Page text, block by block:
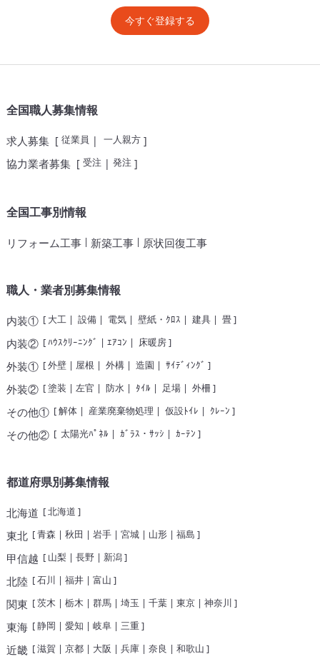
今すぐ登録する
全国職人募集情報
求人募集[ 従業員| 一人親方]
協力業者募集[ 受注| 発注]
全国工事別情報
リフォーム工事| 新築工事| 原状回復工事
職人・業者別募集情報
内装①[ 大工| 設備| 電気| 壁紙・ｸﾛｽ | 建具| 畳]
内装②[ﾊｳｽｸﾘｰﾆﾝｸﾞ | ｴｱｺﾝ | 床暖房]
外装①[外壁| 屋根 | 外構| 造園 | ｻｲﾃﾞｨﾝｸﾞ ]
外装②[塗装 | 左官 | 防水| ﾀｲﾙ | 足場| 外柵 ]
その他①[解体| 産業廃棄物処理 | 仮設ﾄｲﾚ | ｸﾚｰﾝ ]
その他②[ 太陽光ﾊﾟﾈﾙ | ｶﾞﾗｽ・ｻｯｼ | ｶｰﾃﾝ ]
都道府県別募集情報
北海道 [北海道 ]
東北 [青森 | 秋田 | 岩手| 宮城| 山形| 福島 ]
甲信越 [ 山梨 | 長野| 新潟]
北陸 [石川 | 福井| 富山 ]
関東 [茨木 | 栃木 | 群馬| 埼玉 | 千葉| 東京| 神奈川 ]
東海[静岡 | 愛知 | 岐阜| 三重]
近畿[滋賀 | 京都| 大阪 | 兵庫| 奈良 | 和歌山 ]